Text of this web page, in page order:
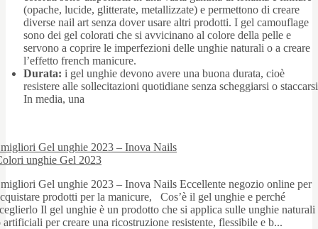
(opache, lucide, glitterate, metallizzate) e permettono di creare
diverse nail art senza dover usare altri prodotti. I gel camouflage
sono dei gel colorati che si avvicinano al colore della pelle e
servono a coprire le imperfezioni delle unghie naturali o a creare
l’effetto french manicure.
Durata: i gel unghie devono avere una buona durata, cioè
resistere alle sollecitazioni quotidiane senza scheggiarsi o
In media, una
Gel unghie 2023 – Inova Nails
unghie Gel 2023
Gel unghie 2023 – Inova Nails Eccellente negozio online per
prodotti per la manicure, Cos’è il gel unghie e perché
Il gel unghie è un prodotto che si applica sulle unghie naturali
artificiali per creare una ricostruzione resistente, flessibile e b...